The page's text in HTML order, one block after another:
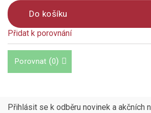
Do košíku
Přidat k porovnání
Product
added
Porovnat (0)
Přihlásit se k odběru novinek a akčních